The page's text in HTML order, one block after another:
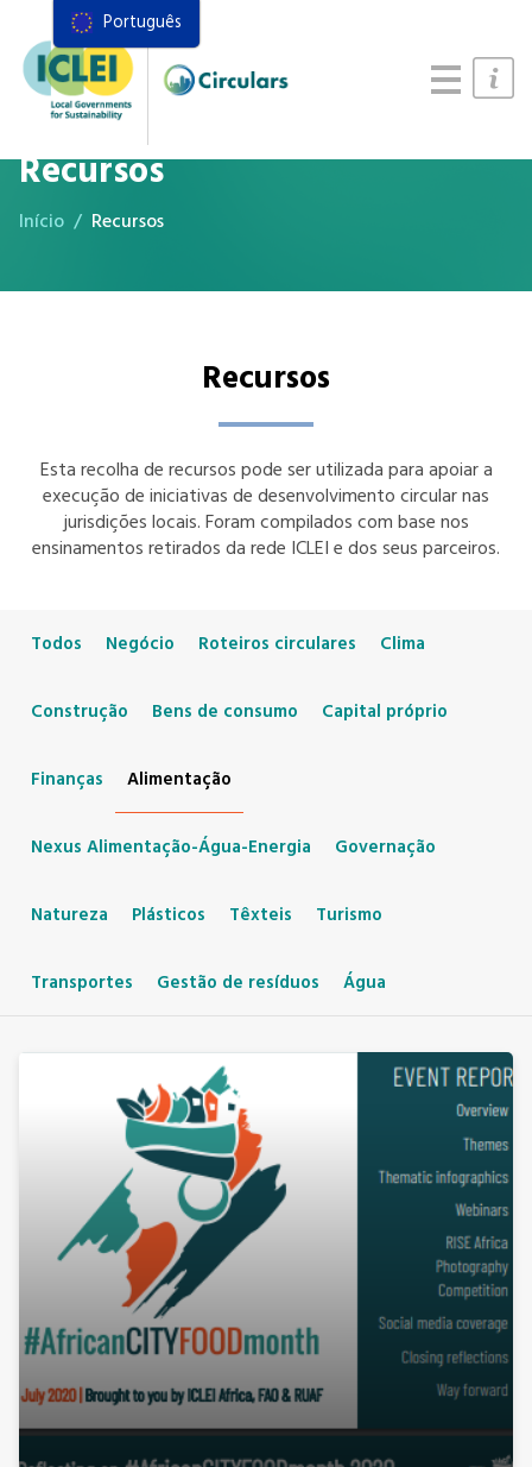
Recursos
Quadro de ações
Recursos
Início Recursos
Recursos
Esta recolha de recursos pode ser utilizada para apoiar a
execução de iniciativas de desenvolvimento circular nas
jurisdições locais. Foram compilados com base nos
ensinamentos retirados da rede ICLEI e dos seus parceiros.
Todos Negócio Roteiros circulares Clima
Construção Bens de consumo Capital próprio
Finanças Alimentação
Nexus Alimentação-Água-Energia Governação
Natureza Plásticos Têxteis Turismo
Transportes Gestão de resíduos Água
Português